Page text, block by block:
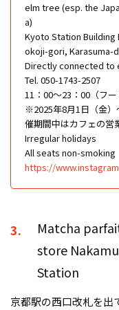
elm tree (esp. the
a)
Kyoto Station Building
okoji-gori, Karasuma-
Directly connected to
Tel. 050-1743-2507
11：00〜23：00（フー
※2025年8月1日（金）
催期間中はカフェの営
Irregular holidays
All seats non-smoking
https://
3.
Matcha
store
Station
京都駅の西口改札を出